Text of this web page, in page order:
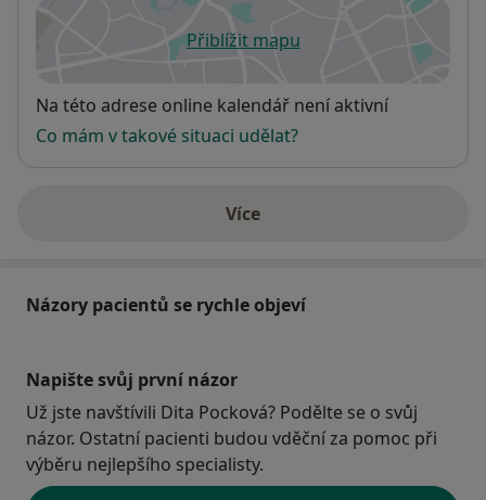
Přiblížit mapuse otevře v nové záložce
Dostupnost
Na této adrese online kalendář není aktivní
Co mám v takové situaci udělat?
Víceo adrese
Názory pacientů se rychle objeví
Napište svůj první názor
Už jste navštívili Dita Pocková? Podělte se o svůj
názor. Ostatní pacienti budou vděční za pomoc při
výběru nejlepšího specialisty.